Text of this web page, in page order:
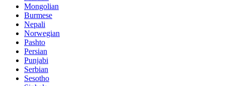
Mongolian
Burmese
Nepali
Norwegian
Pashto
Persian
Punjabi
Serbian
Sesotho